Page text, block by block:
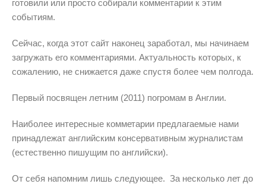
готовили или просто собирали комментарии к этим
событиям.
Сейчас, когда этот сайт наконец заработал, мы начинаем
загружать его комментариями. Актуальность которых, к
сожалению, не снижается даже спустя более чем полгода.
Первый посвящен летним (2011) погромам в Англии.
Наиболее интересные комметарии предлагаемые нами
принадлежат английским консервативным журналистам
(естественно пишущим по английски).
От себя напомним лишь следующее. За несколько лет до